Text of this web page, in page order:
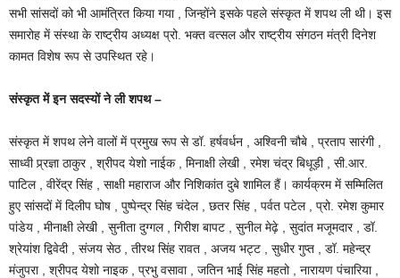
सभी सांसदों को भी आमंत्रित किया गया , जिन्होंने इसके पहले संस्कृत में शपथ ली थी। इस
समारोह में संस्था के राष्ट्रीय अध्यक्ष प्रो. भक्त वत्सल और राष्ट्रीय संगठन मंत्री दिनेश
कामत विशेष रूप से उपस्थित रहे।
संस्कृत में इन सदस्यों ने ली शपथ –
संस्कृत में शपथ लेने वालों में प्रमुख रूप से डॉ. हर्षवर्धन , अश्विनी चौबे , प्रताप सारंगी ,
साध्वी प्र्रज्ञा ठाकुर , श्रीपद येशो नाईक , मिनाक्षी लेखी , रमेश चंद्र बिधूड़ी , सी.आर.
पाटिल , वीरेंद्र सिंह , साक्षी महाराज और निशिकांत दुबे शामिल हैं। कार्यक्रम में सम्मिलित
हुए सांसदों में दिलीप घोष , पुष्पेन्द्र सिंह चंदेल , छतर सिंह , पर्वत पटेल , प्रो. रमेश कुमार
पांडेय , मीनाक्षी लेखी , सुनीता दुग्गल , गिरीश बापट , सुनील मेढ़े , सुदांत मजूमदार , डॉ.
श्रेयांश द्विवेदी , संजय सेठ , तीरथ सिंह रावत , अजय भट्ट , सुधीर गुप्त , डॉ. महेन्द्र
मंजुपरा , श्रीपद येशो नाइक , प्रभु वसावा , जतिन भाई सिंह महतो , नारायण पंचारिया ,